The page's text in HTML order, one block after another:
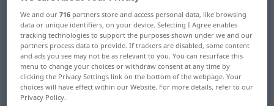
Ordnung, Aufstellung, Formation
Glied, Linie
We and our716 partners store and access personal data, like browsing
data or unique identifiers, on your device. Selecting I Agree enables
tracking technologies to support the purposes shown under we and our
partners process data to provide. If trackers are disabled, some content
and ads you see may not be as relevant to you. You can resurface this
menu to change your choices or withdraw consent at any time by
clicking the Privacy Settings link on the bottom of the webpage. Your
choices will have effect within our Website. For more details, refer to our
Privacy Policy.